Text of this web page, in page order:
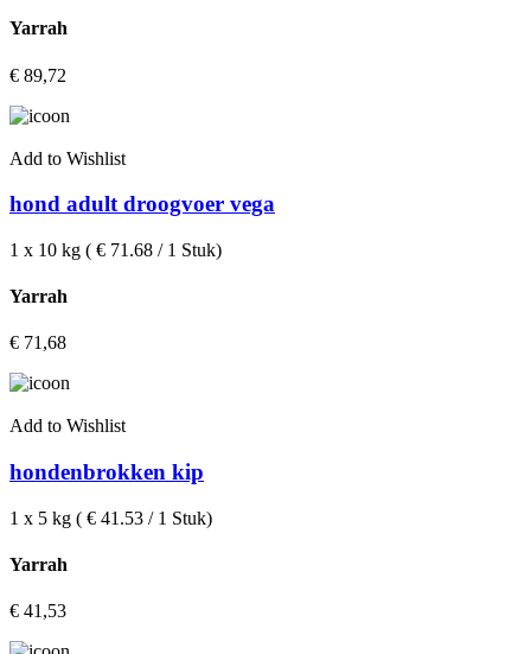
Yarrah
€ 89,72
Add to Wishlist
hond adult droogvoer vega
1 x 10 kg ( € 71.68 / 1 Stuk)
Yarrah
€ 71,68
Add to Wishlist
hondenbrokken kip
1 x 5 kg ( € 41.53 / 1 Stuk)
Yarrah
€ 41,53